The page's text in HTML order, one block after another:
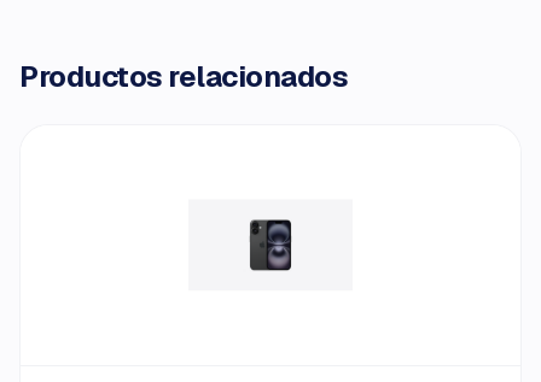
Productos relacionados